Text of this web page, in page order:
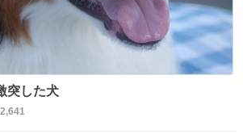
突した犬